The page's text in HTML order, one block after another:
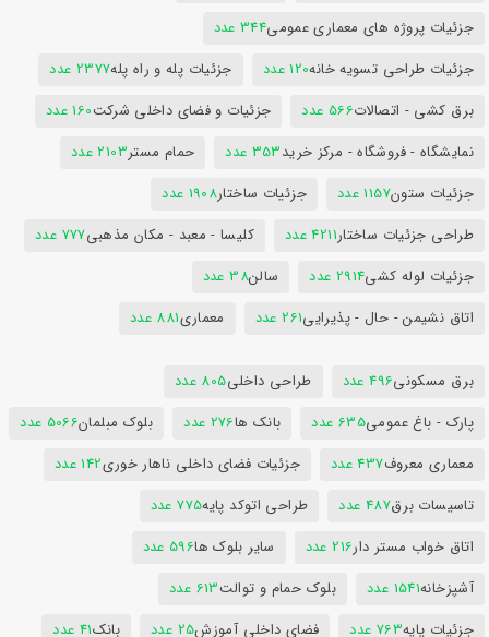
جزئیات پروژه های معماری عمومی344 عدد
جزئیات طراحی تسویه خانه120 عدد جزئیات پله و راه پله2377 عدد
برق کشی - اتصالات566 عدد جزئیات و فضای داخلی شرکت160 عدد
نمایشگاه - فروشگاه - مرکز خرید353 عدد حمام مستر2103 عدد
جزئیات ستون1157 عدد جزئیات ساختار1908 عدد
طراحی جزئیات ساختار4211 عدد کلیسا - معبد - مکان مذهبی777 عدد
جزئیات لوله کشی2914 عدد سالن38 عدد
اتاق نشیمن - حال - پذیرایی261 عدد معماری881 عدد
برق مسکونی496 عدد طراحی داخلی805 عدد
پارک - باغ عمومی635 عدد بانک ها276 عدد بلوک مبلمان5066 عدد
معماری معروف437 عدد جزئیات فضای داخلی ناهار خوری142 عدد
تاسیسات برق487 عدد طراحی اتوکد پایه775 عدد
اتاق خواب مستر دار216 عدد سایر بلوک ها596 عدد
آشپزخانه1541 عدد بلوک حمام و توالت613 عدد
جزئیات پایه763 عدد فضای داخلی آموزش25 عدد بانک41 عدد